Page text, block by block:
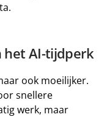
het AI-tijdperk
snellere
werk, maar